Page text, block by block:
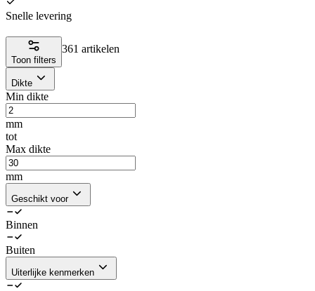
Snelle levering
Toon filters
361 artikelen
Dikte
Min dikte
mm
tot
Max dikte
mm
Geschikt voor
Binnen
Buiten
Uiterlijke kenmerken